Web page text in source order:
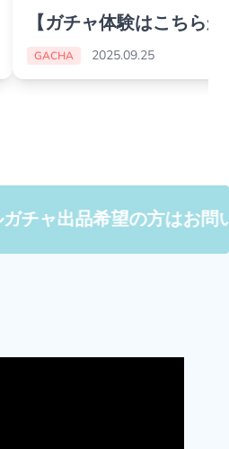
【ガチャ体験はこちら
GACHA 2025.09.25
はお問い合わせまで！